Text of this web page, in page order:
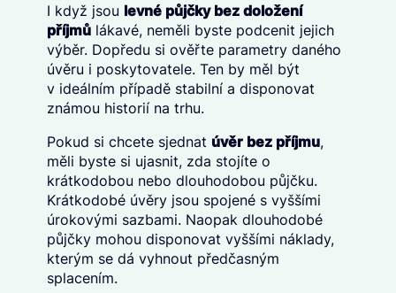
I když jsou levné půjčky bez doložení
příjmůlákavé, neměli byste podcenit jejich
výběr. Dopředu si ověřte parametry daného
úvěru i poskytovatele. Ten by měl být
v ideálním případě stabilní a disponovat
známou historií na trhu.
Pokud si chcete sjednat úvěr bez příjmu,
měli byste si ujasnit, zda stojíte o
krátkodobou nebo dlouhodobou půjčku.
Krátkodobé úvěry jsou spojené s vyššími
úrokovými sazbami. Naopak dlouhodobé
půjčky mohou disponovat vyššími náklady,
kterým se dá vyhnout předčasným
splacením.